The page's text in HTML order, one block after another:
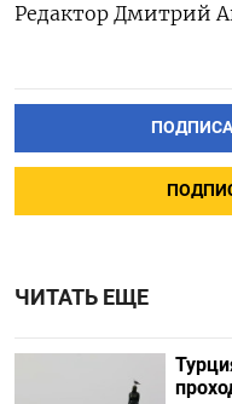
Редактор Дмитрий
ЧИТАТЬ ЕЩЕ